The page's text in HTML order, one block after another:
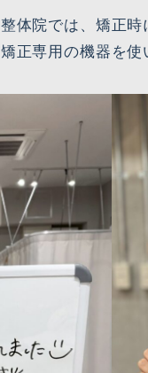
体院では、矯正
正専用の機器を使